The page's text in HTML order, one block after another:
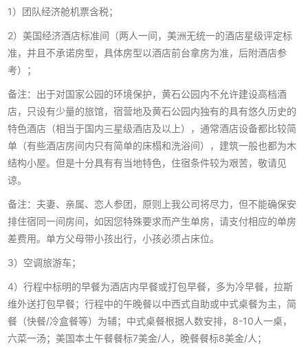
1）团队经济舱机票含税；
2）美国经济酒店标准间（两人一间，美洲无统一的酒店星级评定标
准，并且不承诺房型，具体房型以酒店前台拿房为准，后附酒店参
考）；
备注：出于对国家公园的环境保护，黄石公园内不允许建设高档酒
店，只设有少量的旅馆，宿营地及黄石公园内独有的具有悠久历史的
特色酒店（相当于国内三星级酒店及以上），通常酒店设备都比较简
单（有些酒店房间内只有简单的床榻和洗浴间），建筑一般也都为木
结构小屋。但是十分具有有当地特色，住宿条件较为艰苦，敬请见
谅。
备注：夫妻、亲属、恋人参团，原则上我公司将尽力，但不能确保安
排住宿同一间房间，如因您特殊要求而产生单房，请支付相应的单房
差费用。单方父母带小孩出行，小孩必须占床位。
3）空调旅游车；
4）行程中标明的早餐为酒店内早餐或打包早餐，多为冷早餐，拉斯
维外送打包早餐；行程中的午晚餐以中西式自助或中式桌餐为主，简
餐（快餐/冷盒餐等）为辅；中式桌餐根据人数安排，8-10人一桌，
六菜一汤；美国本土午餐餐标7美金/人，晚餐餐标8美金/人；